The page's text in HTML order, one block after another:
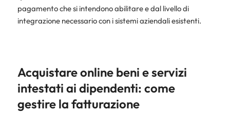
pagamento che si intendono abilitare e dal livello di
integrazione necessario con i sistemi aziendali esistenti.
Acquistare online beni e servizi
intestati ai dipendenti: come
gestire la fatturazione